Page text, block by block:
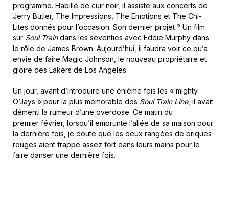
programme. Habillé de cuir noir, il assiste aux concerts de
Jerry Butler, The Impressions, The Emotions et The Chi-
Lites donnés pour l’occasion. Son dernier projet ? Un film
sur Soul Traindans les seventies avec Eddie Murphy dans
le rôle de James Brown. Aujourd’hui, il faudra voir ce qu’a
envie de faire Magic Johnson, le nouveau propriétaire et
gloire des Lakers de Los Angeles.
Un jour, avant d’introduire une énième fois les « mighty
O’Jays » pour la plus mémorable des Soul Train Line, il avait
démenti la rumeur d’une overdose. Ce matin du
premier février, lorsqu’il emprunte l’allée de sa maison pour
la dernière fois, je doute que les deux rangées de briques
rouges aient frappé assez fort dans leurs mains pour le
faire danser une dernière fois.